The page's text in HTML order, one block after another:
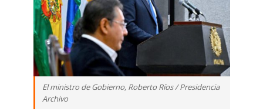
El ministro de Gobierno, Roberto Ríos / Presidencia
Archivo